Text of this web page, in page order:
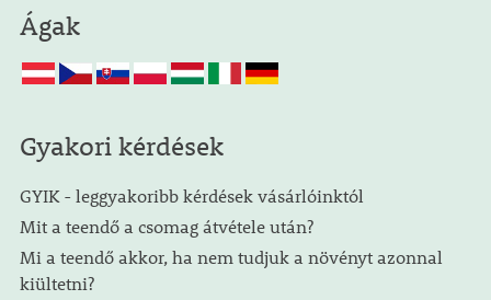
Ágak
Gyakori kérdések
GYIK - leggyakoribb kérdések vásárlóinktól
Mit a teendő a csomag átvétele után?
Mi a teendő akkor, ha nem tudjuk a növényt azonnal
kiültetni?